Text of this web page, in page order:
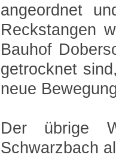
angeordnet
Reckstangen
Bauhof
getrocknet
neue
Der übrige
Schwarzbach